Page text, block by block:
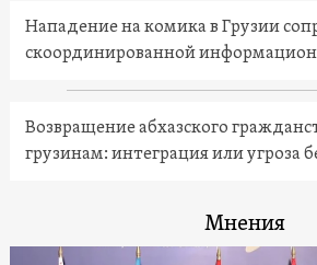
Нападение на комика в Грузии
скоординированной
Возвращение абхазского
грузинам: интеграция или угроза
Мнения